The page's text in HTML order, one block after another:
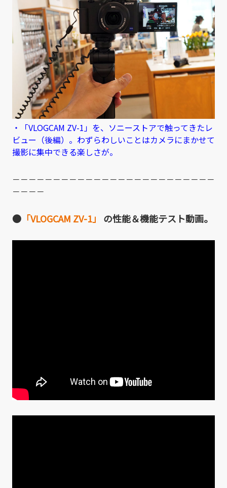
・「VLOGCAM ZV-1」を、ソニーストアで触ってきたレ
ビュー（後編）。わずらわしいことはカメラにまかせて
撮影に集中できる楽しさが。
－－－－－－－－－－－－－－－－－－－－－－－－－
－－－－
● 「VLOGCAM ZV-1」 の性能＆機能テスト動画。